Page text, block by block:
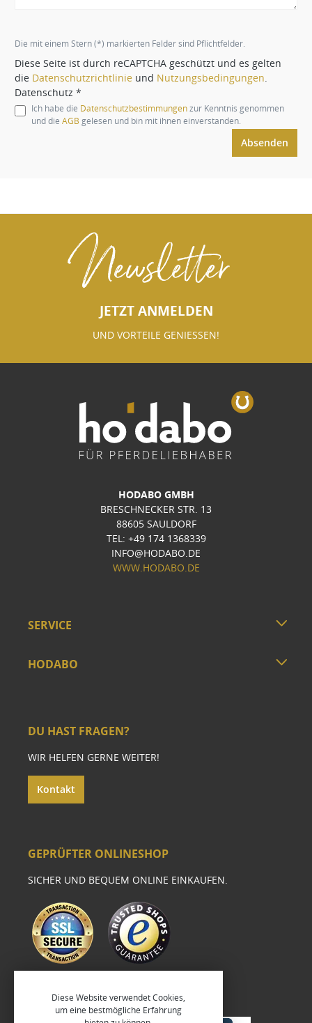
Die mit einem Stern (*) markierten Felder sind Pflichtfelder.
Diese Seite ist durch reCAPTCHA geschützt und es gelten
die Datenschutzrichtlinie und Nutzungsbedingungen.
Datenschutz *
Ich habe die Datenschutzbestimmungenzur Kenntnis genommen
und die AGB gelesen und bin mit ihnen einverstanden.
Absenden
Newsletter
JETZT ANMELDEN
UND VORTEILE GENIESSEN!
HODABO GMBH
BRESCHNECKER STR. 13
88605 SAULDORF
TEL: +49 174 1368339
INFO@HODABO.DE
WWW.HODABO.DE
SERVICE
HODABO
DU HAST FRAGEN?
WIR HELFEN GERNE WEITER!
Kontakt
GEPRÜFTER ONLINESHOP
SICHER UND BEQUEM ONLINE EINKAUFEN.
Diese Website verwendet Cookies,
um eine bestmögliche Erfahrung